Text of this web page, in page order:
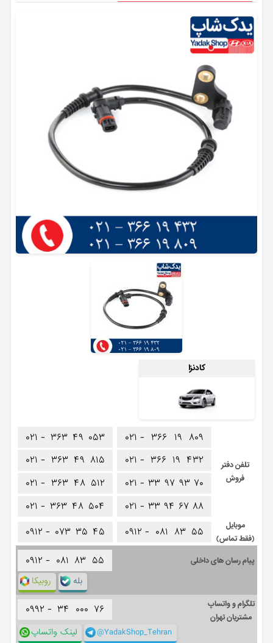
کادنزا
تلفن دفتر
فروش
۰۲۱ - ۳۶۶ ۱۹ ۸۰۹
۰۲۱ - ۳۶۶ ۱۹ ۴۳۲
۰۲۱ - ۳۳ ۹۷ ۹۳ ۷۰
۰۲۱ - ۳۳ ۹۴ ۶۷ ۸۸
۰۲۱ - ۳۶۳ ۴۹ ۰۵۳
۰۲۱ - ۳۶۳ ۴۹ ۸۱۵
۰۲۱ - ۳۶۳ ۴۸ ۵۱۲
۰۲۱ - ۳۶۳ ۴۸ ۵۰۴
موبایل
(فقط تماس)
۰۹۱۲ - ۰۸۱ ۸۳ ۵۵ ۰۹۱۲ - ۰۷۳ ۳۵ ۴۵
پیام رسان های داخلی ۰۹۱۲ - ۰۸۱ ۸۳ ۵۵
روبیکا بله
تلگرام و واتساپ
مشتریان تهران
۰۹۹۲ - ۳۴ ۰۰۰ ۷۶
لینک واتساپ @YadakShop_Tehran